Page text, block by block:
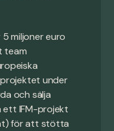
miljoner euro
team
under
och sälja
ett IFM-projekt
för att stötta